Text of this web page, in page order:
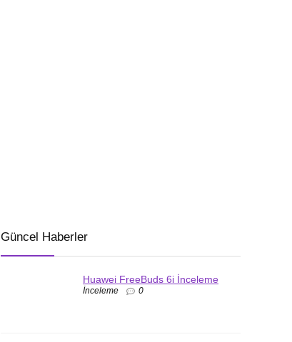
Güncel Haberler
Huawei FreeBuds 6i İnceleme
İnceleme 0